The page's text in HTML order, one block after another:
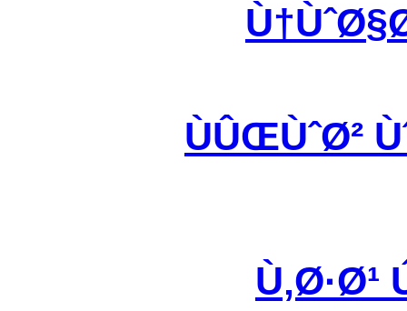
ÙÛŒÙˆØ²